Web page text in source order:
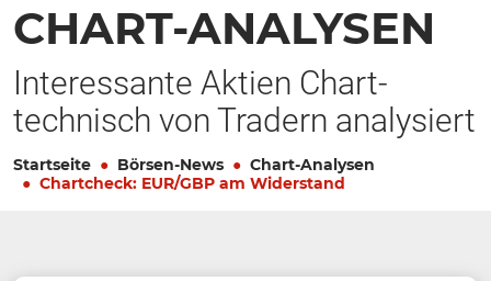
CHART-ANALYSEN
Interessante Aktien Chart-
technisch von Tradern analysiert
Startseite Börsen-News
Chart-Analysen
Chartcheck: EUR/GBP am Widerstand